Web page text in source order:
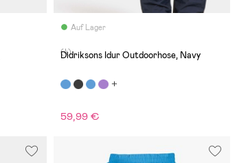
Auf Lager
(4)
Didriksons Idur Outdoorhose, Navy
59,99 €